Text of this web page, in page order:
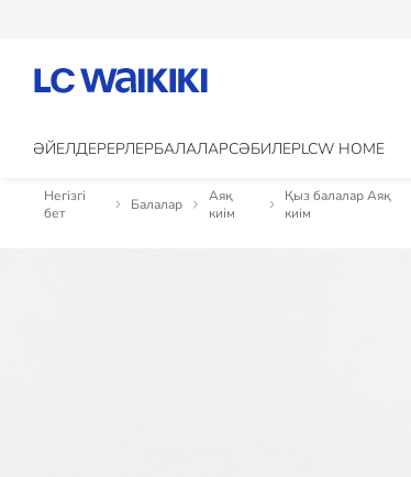
ӘЙЕЛДЕРЕРЛЕРБАЛАЛАРCӘБИЛЕРLCW HOME
Негізгі
бет
Балалар
Аяқ
киім
Қыз балалар Аяқ
киім